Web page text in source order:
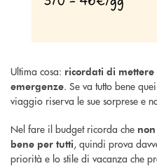
Ultima cosa: ricordati di
emergenze. Se va tutto bene
viaggio riserva le sue sorprese e
Nel fare il budget ricorda che
bene per tutti, quindi prova
priorità e lo stile di vacanza che